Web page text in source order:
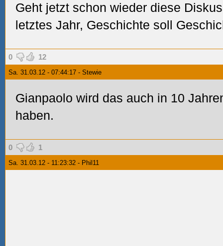
Geht jetzt schon wieder diese
letztes Jahr, Geschichte soll
0 12
Sa. 31.03.12 - 07:44:17 - Stewie
Gianpaolo wird das auch in 10
haben.
0 1
Sa. 31.03.12 - 11:23:32 - Phil11